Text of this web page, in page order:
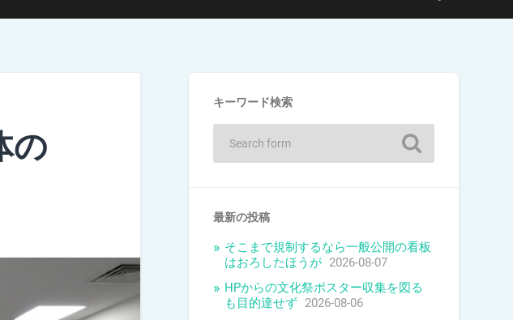
の
キーワード検索
最新の投稿
そこまで規制するなら一般公開の看板
はおろしたほうが 2026-08-07
HPからの文化祭ポスター収集を図る
も目的達せず 2026-08-06